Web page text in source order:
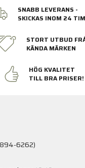
SNABB LEVERANS -
SKICKAS INOM 24
STORT UTBUD
KÄNDA MÄRKEN
HÖG KVALITET
TILL BRA PRISER!
6262)